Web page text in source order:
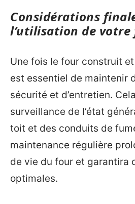
Considérations
l’utilisation de
Une fois le four construit et
est essentiel de maintenir
sécurité et d’entretien.
surveillance de l’état
toit et des conduits de
maintenance régulière
de vie du four et garantira
optimales.